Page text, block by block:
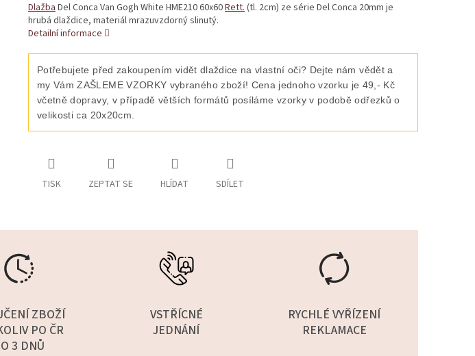
DlažbaDel Conca Van Gogh White HME210 60x60Rett.(tl. 2cm) ze série Del Conca 20mm je
hrubá dlaždice, materiál mrazuvzdorný slinutý.
Detailní informace
Potřebujete před zakoupením vidět dlaždice na vlastní oči? Dejte nám vědět a
my Vám ZAŠLEME VZORKY vybraného zboží! Cena jednoho vzorku je 49,- Kč
včetně dopravy, v případě větších formátů posíláme vzorky v podobě odřezků o
velikosti ca 20x20cm.
TISK ZEPTAT SE HLÍDAT SDÍLET
ZBOŽÍ
PO ČR
3 DNŮ
VSTŘÍCNÉ
JEDNÁNÍ
RYCHLÉ VYŘÍZENÍ
REKLAMACE